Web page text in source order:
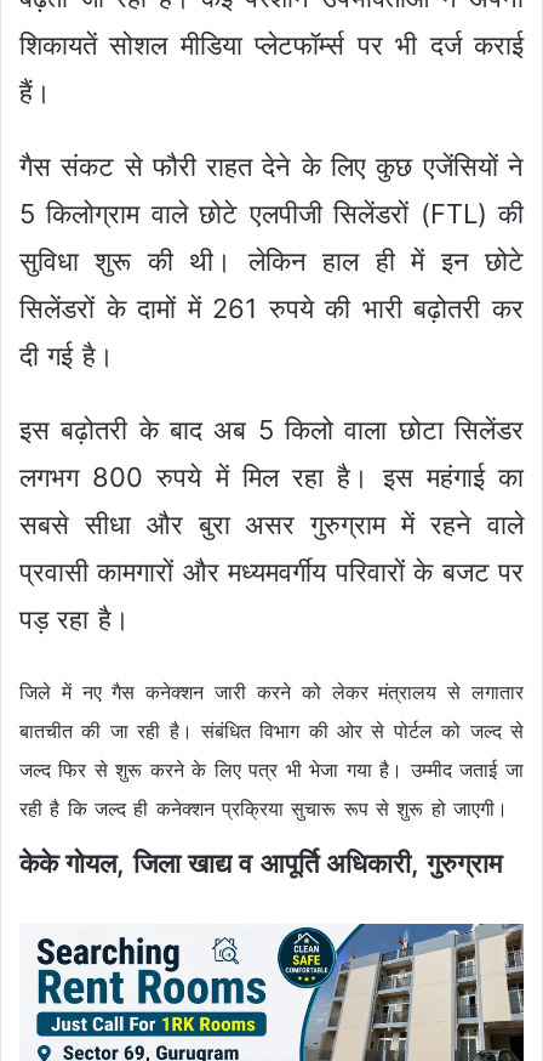
शिकायतें सोशल मीडिया प्लेटफॉर्म्स पर भी दर्ज कराई
हैं।
गैस संकट से फौरी राहत देने के लिए कुछ एजेंसियों ने
5 किलोग्राम वाले छोटे एलपीजी सिलेंडरों (FTL) की
सुविधा शुरू की थी। लेकिन हाल ही में इन छोटे
सिलेंडरों के दामों में 261 रुपये की भारी बढ़ोतरी कर
दी गई है।
इस बढ़ोतरी के बाद अब 5 किलो वाला छोटा सिलेंडर
लगभग 800 रुपये में मिल रहा है। इस महंगाई का
सबसे सीधा और बुरा असर गुरुग्राम में रहने वाले
प्रवासी कामगारों और मध्यमवर्गीय परिवारों के बजट पर
पड़ रहा है।
जिले में नए गैस कनेक्शन जारी करने को लेकर मंत्रालय से लगातार
बातचीत की जा रही है। संबंधित विभाग की ओर से पोर्टल को जल्द से
जल्द फिर से शुरू करने के लिए पत्र भी भेजा गया है। उम्मीद जताई जा
रही है कि जल्द ही कनेक्शन प्रक्रिया सुचारू रूप से शुरू हो जाएगी।
केके गोयल, जिला खाद्य व आपूर्ति अधिकारी, गुरुग्राम